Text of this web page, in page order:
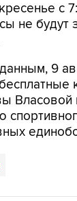
с
не будут
9
Власовой